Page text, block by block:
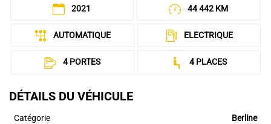
2021 44 442 KM
AUTOMATIQUE ELECTRIQUE
4 PORTES 4 PLACES
DÉTAILS DU VÉHICULE
Catégorie Berline